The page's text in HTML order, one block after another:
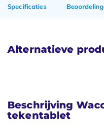
Specificaties
Alternatieve
Beschrijving
tekentablet